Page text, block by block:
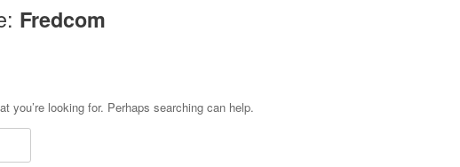
Fredcom
you’re looking for. Perhaps searching can help.